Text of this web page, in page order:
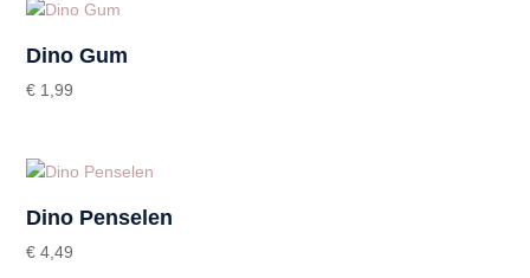
Dino Gum
€ 1,99
Dino Penselen
€ 4,49